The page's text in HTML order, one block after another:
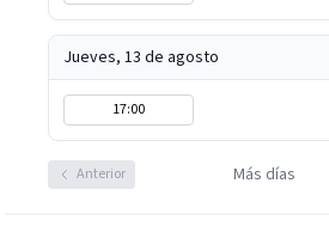
Jueves, 13 de agosto
17:00
Anterior Más días